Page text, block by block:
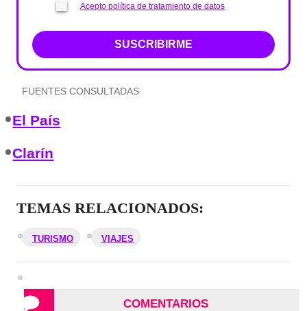
Acepto política de tratamiento de datos
SUSCRIBIRME
FUENTES CONSULTADAS
El País
Clarín
TEMAS RELACIONADOS:
TURISMO VIAJES
COMENTARIOS